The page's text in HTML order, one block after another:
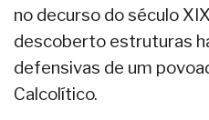
no decurso do século
descoberto estruturas
defensivas de um
Calcolítico.